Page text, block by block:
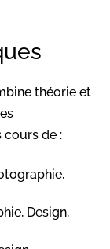
théorie et
cours de :
Design,